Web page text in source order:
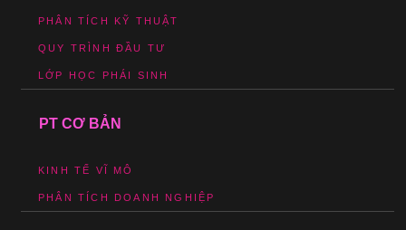
PHÂN TÍCH KỸ THUẬT
QUY TRÌNH ĐẦU TƯ
LỚP HỌC PHÁI SINH
PT CƠ BẢN
KINH TẾ VĨ MÔ
PHÂN TÍCH DOANH NGHIỆP